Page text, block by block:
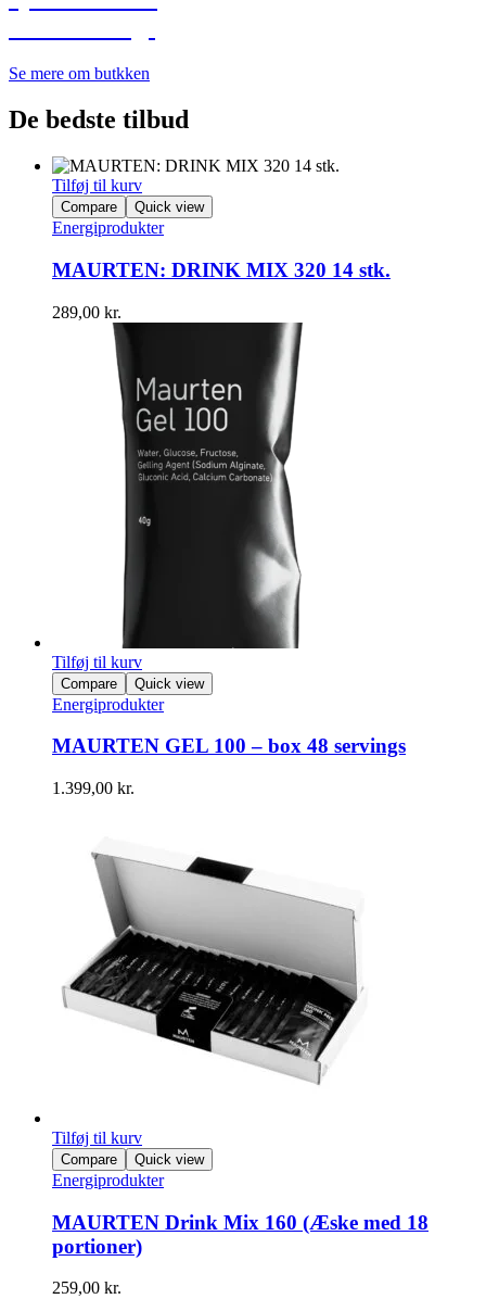
Se mere om butkken
De bedste tilbud
Tilføj til kurv
Compare Quick view
Energiprodukter
MAURTEN: DRINK MIX 320 14 stk.
289,00 kr.
Tilføj til kurv
Compare Quick view
Energiprodukter
MAURTEN GEL 100 – box 48 servings
1.399,00 kr.
Tilføj til kurv
Compare Quick view
Energiprodukter
MAURTEN Drink Mix 160 (Æske med 18
portioner)
259,00 kr.